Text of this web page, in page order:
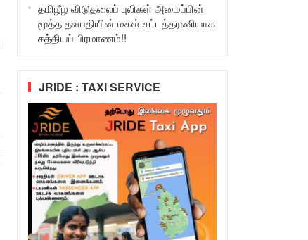
தமிழீழ விடுதலைப் புலிகள் அமைப்பின்
மூத்த தளபதியின் மகள் சட்டத்தரணியாக
சத்தியப் பிரமாணம்!!
JRIDE : TAXI SERVICE